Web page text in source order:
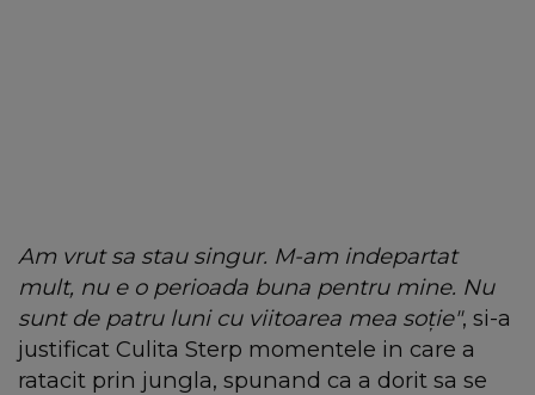
Am vrut sa stau singur. M-am indepartat
mult, nu e o perioada buna pentru mine. Nu
sunt de patru luni cu viitoarea mea soție", si-a
justificat Culita Sterp momentele in care a
ratacit prin jungla, spunand ca a dorit sa se